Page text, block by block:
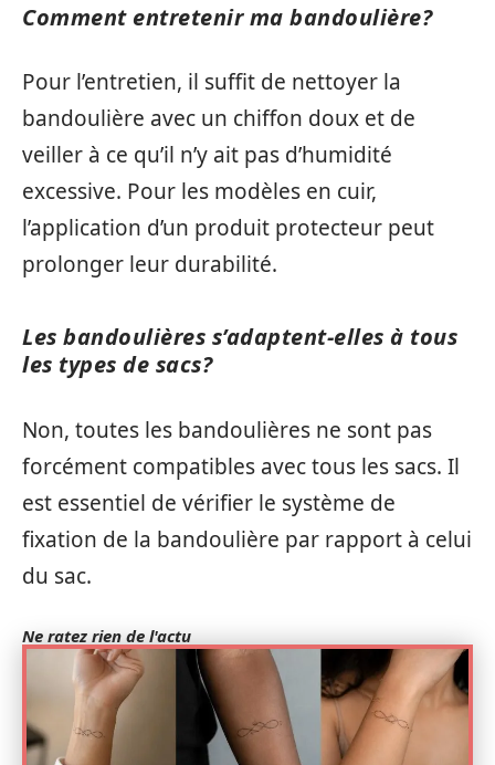
Comment entretenir ma bandoulière?
Pour l’entretien, il suffit de nettoyer la
bandoulière avec un chiffon doux et de
veiller à ce qu’il n’y ait pas d’humidité
excessive. Pour les modèles en cuir,
l’application d’un produit protecteur peut
prolonger leur durabilité.
Les bandoulières s’adaptent-elles à tous
les types de sacs?
Non, toutes les bandoulières ne sont pas
forcément compatibles avec tous les sacs. Il
est essentiel de vérifier le système de
fixation de la bandoulière par rapport à celui
du sac.
Ne ratez rien de l'actu